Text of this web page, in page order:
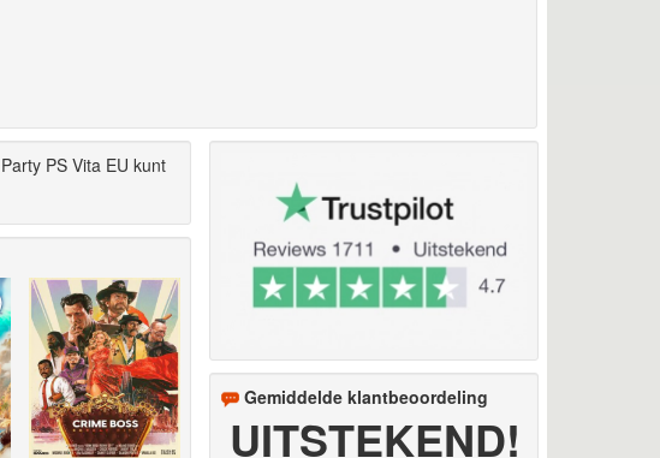
PS Vita EU kunt
Gemiddelde klantbeoordeling
UITSTEKEND!